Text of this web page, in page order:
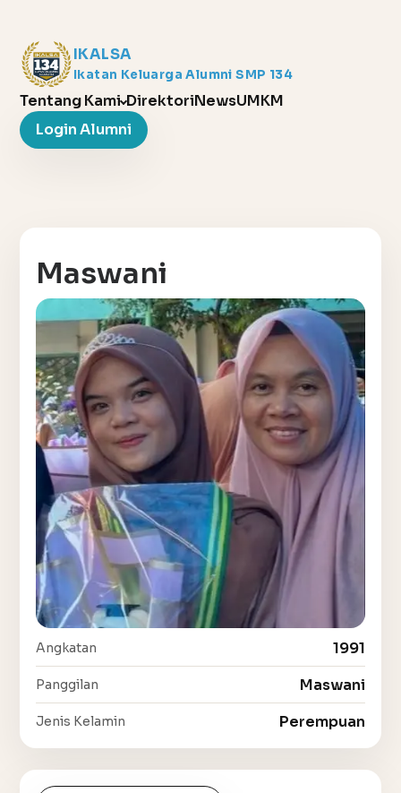
IKALSA
Ikatan Keluarga Alumni SMP 134
Tentang Kami DirektoriNewsUMKM
Login Alumni
Maswani
Angkatan 1991
Panggilan Maswani
Jenis Kelamin Perempuan